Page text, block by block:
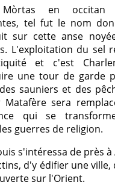
en occitan
tel fut le nom
sur cette anse
L'exploitation du sel
et c'est
une tour de garde
sauniers et des
Matafère sera
qui se
guerres de religion.
s'intéressa de près
d'y édifier une
sur l'Orient.